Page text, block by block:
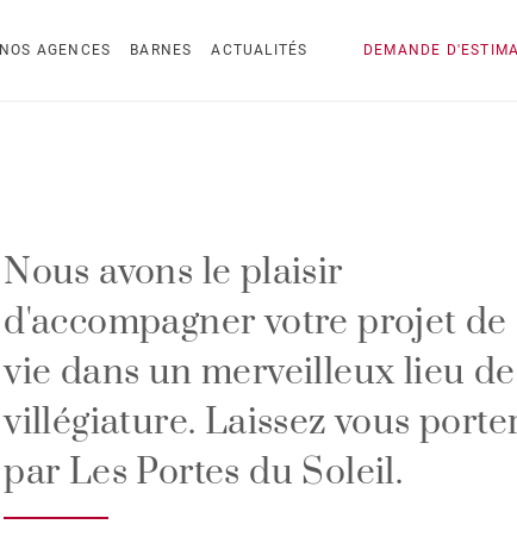
NOS AGENCES BARNES ACTUALITÉS DEMANDE
Nous avons le plaisir
d'accompagner votre projet de
vie dans un merveilleux lieu de
villégiature. Laissez vous
par Les Portes du Soleil.